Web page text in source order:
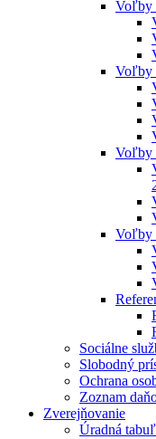
Voľby
Voľby
Voľby
Voľby
Sociálne
Slobodný
Ochrana
Zoznam
Zverejňovanie
Úradná